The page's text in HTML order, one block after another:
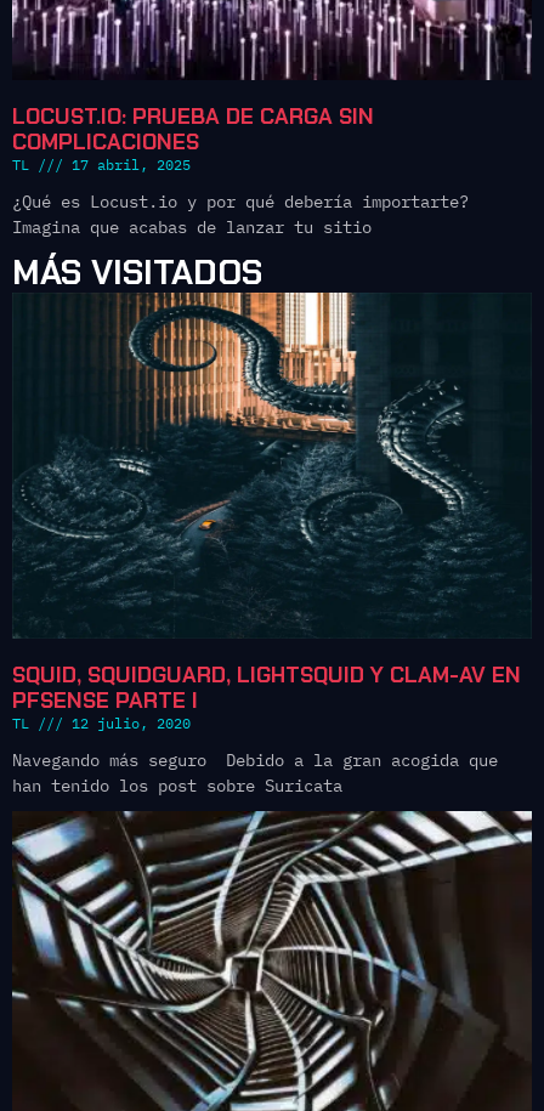
LOCUST.IO: PRUEBA DE CARGA SIN
COMPLICACIONES
TL 17 abril, 2025
¿Qué es Locust.io y por qué debería importarte?
Imagina que acabas de lanzar tu sitio
MÁS VISITADOS
SQUID, SQUIDGUARD, LIGHTSQUID Y CLAM-AV EN
PFSENSE PARTE I
TL 12 julio, 2020
Navegando más seguro Debido a la gran acogida que
han tenido los post sobre Suricata